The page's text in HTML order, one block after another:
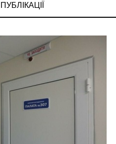
ПУБЛІКАЦІЇ